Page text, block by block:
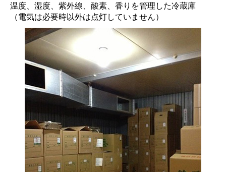
温度、湿度、紫外線、酸素、香りを管理した冷蔵庫
（電気は必要時以外は点灯していません）